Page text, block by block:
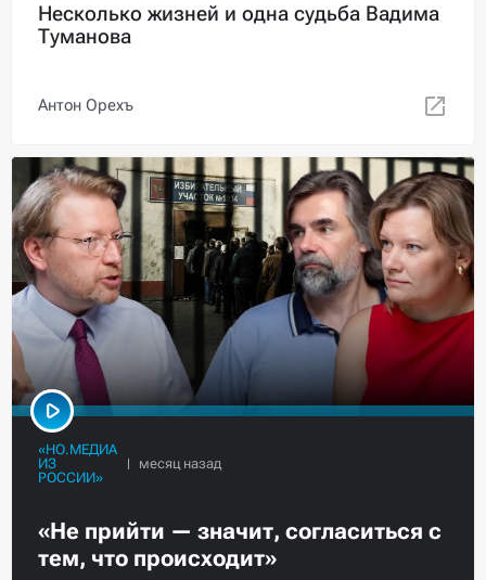
Несколько жизней и одна судьба Вадима
Туманова
Антон Орехъ
«НО.МЕДИА
ИЗ
РОССИИ»
«Не прийти — значит, согласиться с
тем, что происходит»